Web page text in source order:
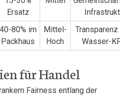
Ersatz
40-80% im
Packhaus
Mittel-
Hoch
Transparenz
Wasser-
für Handel
Fairness entlang der